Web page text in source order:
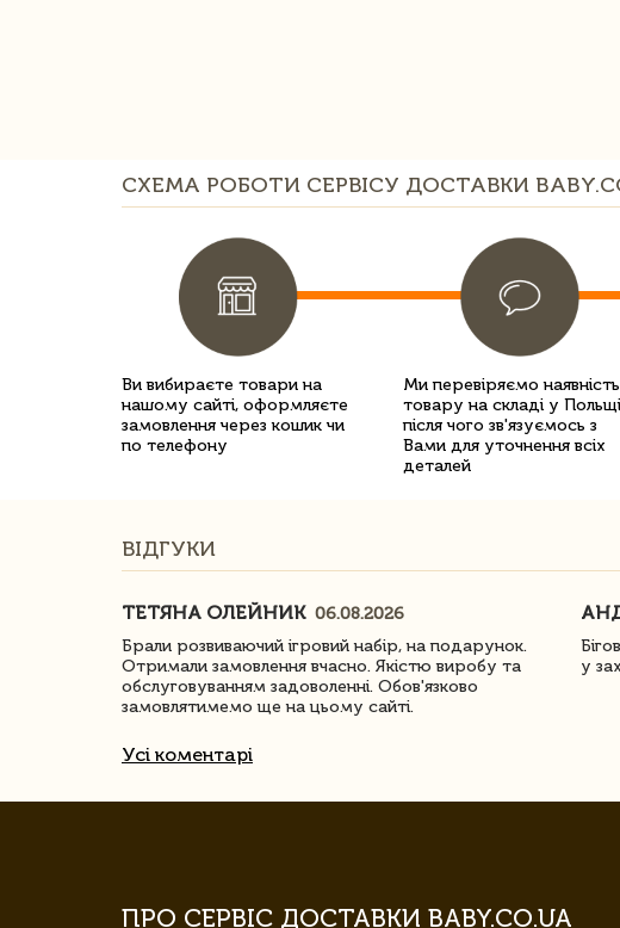
СХЕМА РОБОТИ СЕРВІСУ ДОСТАВКИ
Ви вибираєте товари на
нашому сайті, оформляєте
замовлення через кошик чи
по телефону
Ми перевіряємо наявність
товару на складі у
після чого зв'язуємось з
Вами для уточнення всіх
деталей
ВІДГУКИ
ТЕТЯНА ОЛЕЙНИК 06.08.2026
Брали розвиваючий ігровий набір, на подарунок.
Отримали замовлення вчасно. Якістю виробу та
обслуговуванням задоволенні. Обов'язково
замовлятимемо ще на цьому сайті.
у
Усі коментарі
ПРО СЕРВІС ДОСТАВКИ BABY.CO.UA